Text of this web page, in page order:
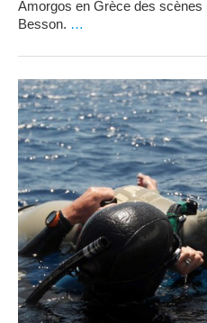
Amorgos en Grèce des scènes
Besson. …